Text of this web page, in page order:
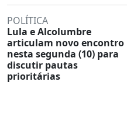
POLÍTICA
Lula e Alcolumbre
articulam novo encontro
nesta segunda (10) para
discutir pautas
prioritárias